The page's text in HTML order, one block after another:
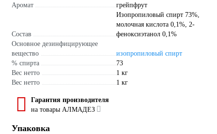
Аромат
грейпфрут
Состав
Изопропиловый спирт 73%,
молочная кислота 0,1%, 2-
феноксиэтанол 0,1%
Основное дезинфицирующее
вещество
изопропиловый спирт
% спирта
73
Вес нетто
1 кг
Вес нетто
1 кг
Гарантия производителя
на товары АЛМАДЕЗ
Упаковка